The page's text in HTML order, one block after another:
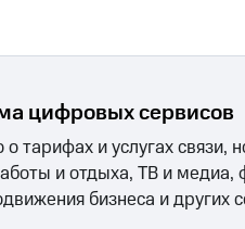
цифровых сервисов
тарифах и услугах связи,
и отдыха, ТВ и медиа,
бизнеса и других